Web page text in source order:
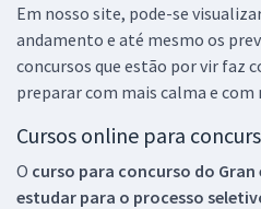
Em nosso site, pode-se
andamento e até mesmo os
concursos que estão por vir faz
preparar com mais calma e
Cursos online para
O curso para concurso do
estudar para o processo